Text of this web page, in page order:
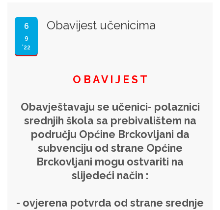
6
9
'22
Obavijest učenicima
O B A V I J E S T
Obavještavaju se učenici- polaznici
srednjih škola sa prebivalištem na
području Općine Brckovljani da
subvenciju od strane Općine
Brckovljani mogu ostvariti na
slijedeći način :
- ovjerena potvrda od strane srednje